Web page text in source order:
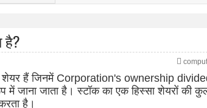
है?
शेयर हैं जिनमें Corporation's ownership
में जाना जाता है। स्टॉक का एक हिस्सा शेयरों की
है।